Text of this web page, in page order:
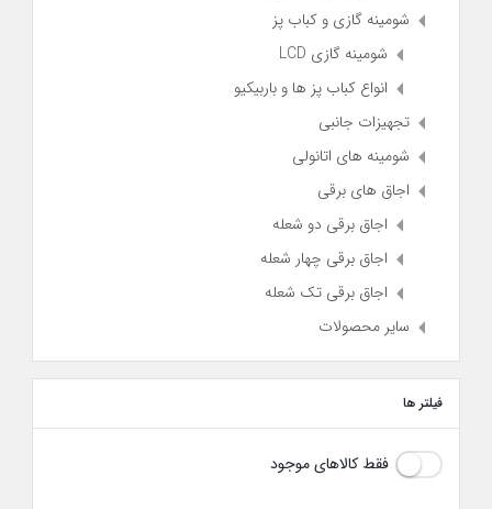
شومینه گازی و کباب پز
شومینه گازی LCD
انواع کباب پز ها و باربیکیو
تجهیزات جانبی
شومینه های اتانولی
اجاق های برقی
اجاق برقی دو شعله
اجاق برقی چهار شعله
اجاق برقی تک شعله
سایر محصولات
فیلتر ها
فقط کالاهای موجود